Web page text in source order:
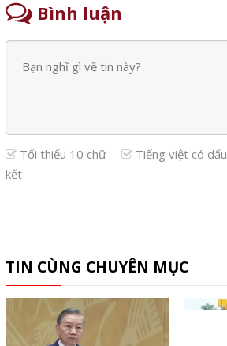
Bình luận
Tối thiểu 10 chữ Tiếng việt có dấu
kết
TIN CÙNG CHUYÊN MỤC